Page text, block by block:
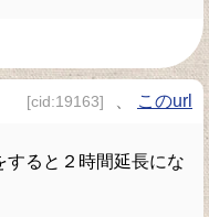
[cid:19163] このurl
すると２時間延長にな